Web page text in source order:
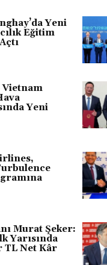
Yeni
Eğitim
Yeni
Murat Şeker:
Yarısında
TL Net Kâr